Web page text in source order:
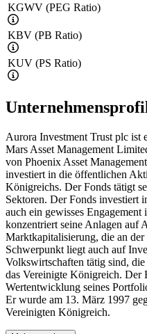
KGWV (PEG Ratio)
KBV (PB Ratio)
KUV (PS Ratio)
Aurora Investment Trust plc ist
Mars Asset Management
von Phoenix Asset
investiert in die öffentlichen
Königreichs. Der Fonds tätigt
Sektoren. Der Fonds investiert
auch ein gewisses
konzentriert seine Anlagen auf
Marktkapitalisierung, die an
Schwerpunkt liegt auch auf
Volkswirtschaften tätig sind,
das Vereinigte Königreich. Der
Wertentwicklung seines
Er wurde am 13. März 1997
Vereinigten Königreich.